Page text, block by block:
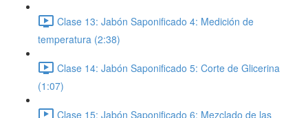
Clase 13: Jabón Saponificado 4: Medición de
temperatura (2:38)
Clase 14: Jabón Saponificado 5: Corte de Glicerina
(1:07)
Clase 15: Jabón Saponificado 6: Mezclado de las